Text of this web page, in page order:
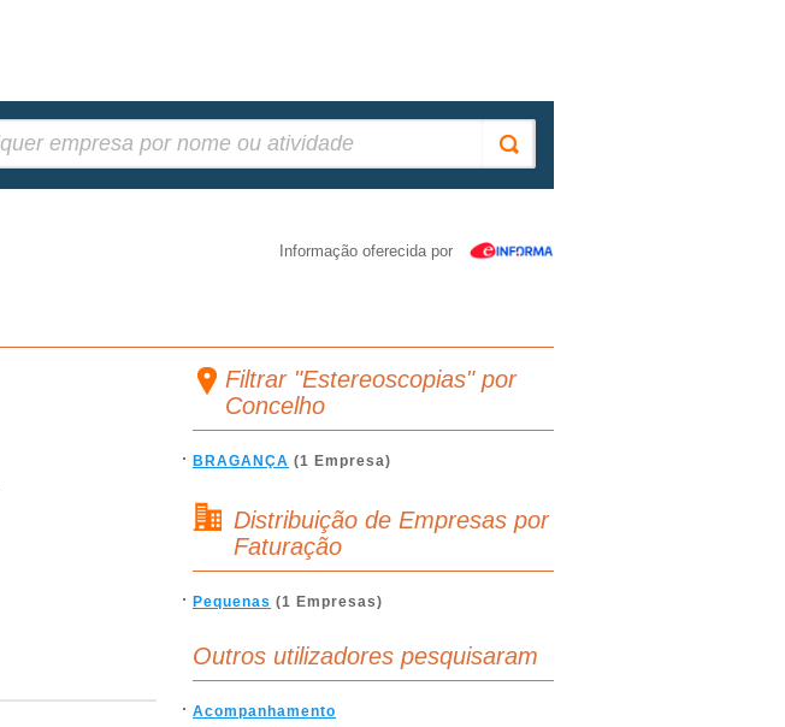
Informação oferecida por
Filtrar "Estereoscopias" por
Concelho
BRAGANÇA (1 Empresa)
Distribuição de Empresas por
Faturação
Pequenas (1 Empresas)
Outros utilizadores pesquisaram
Acompanhamento